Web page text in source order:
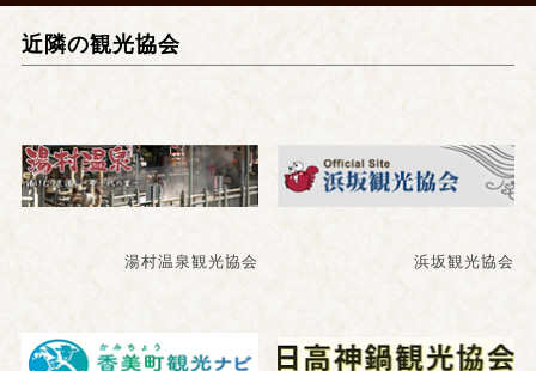
近隣の観光協会
湯村温泉観光協会 浜坂観光協会